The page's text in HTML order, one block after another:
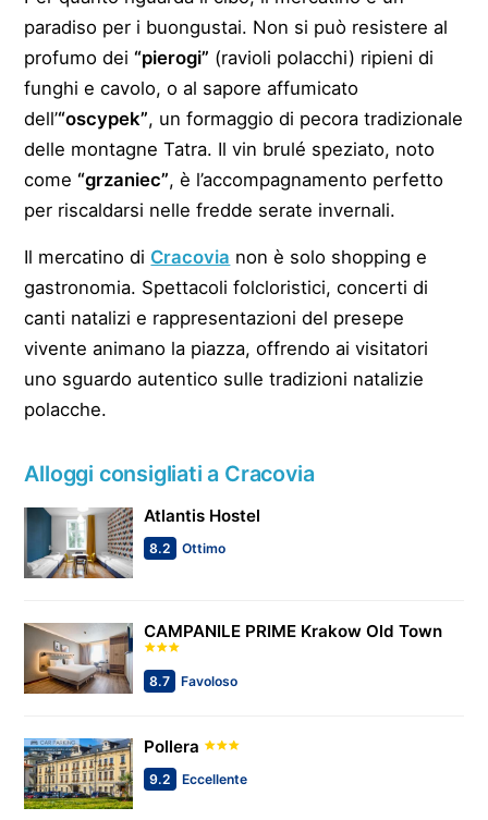
paradiso per i buongustai. Non si può resistere al
profumo dei“pierogi” (ravioli polacchi) ripieni di
funghi e cavolo, o al sapore affumicato
dell’“oscypek”, un formaggio di pecora tradizionale
delle montagne Tatra. Il vin brulé speziato, noto
come“grzaniec”, è l’accompagnamento perfetto
per riscaldarsi nelle fredde serate invernali.
Il mercatino di Cracovia non è solo shopping e
gastronomia. Spettacoli folcloristici, concerti di
canti natalizi e rappresentazioni del presepe
vivente animano la piazza, offrendo ai visitatori
uno sguardo autentico sulle tradizioni natalizie
polacche.
Alloggi consigliati a Cracovia
Atlantis Hostel
8.2 Ottimo
CAMPANILE PRIME Krakow Old Town
8.7 Favoloso
Pollera
9.2 Eccellente